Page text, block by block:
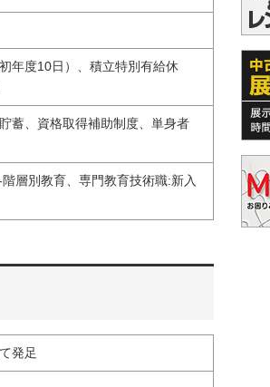
年度10日）、積立特別有給休
蓄、資格取得補助制度、単身者
層別教育、専門教育技術職:新入
発足